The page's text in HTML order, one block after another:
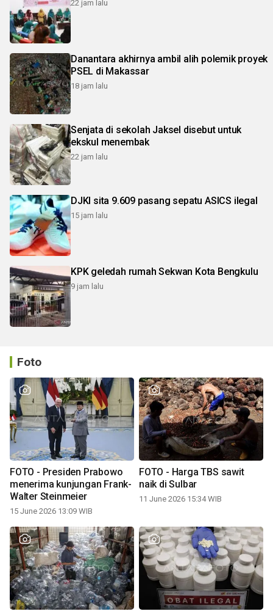
22 jam lalu
Danantara akhirnya ambil alih polemik proyek
PSEL di Makassar
18 jam lalu
Senjata di sekolah Jaksel disebut untuk
ekskul menembak
22 jam lalu
DJKI sita 9.609 pasang sepatu ASICS ilegal
15 jam lalu
KPK geledah rumah Sekwan Kota Bengkulu
9 jam lalu
Foto
FOTO - Presiden Prabowo
menerima kunjungan Frank-
Walter Steinmeier
15 June 2026 13:09 WIB
FOTO - Harga TBS sawit
naik di Sulbar
11 June 2026 15:34 WIB